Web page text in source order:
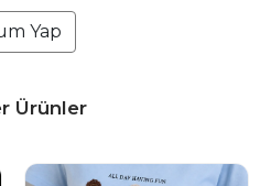
Yap
Ürünler